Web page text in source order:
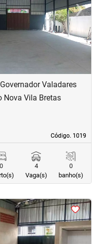
›Next
Valadares
Código. 1019
Código. 1019
Nova Vila Bretas
0
4
Vaga(s)
0
banho(s)